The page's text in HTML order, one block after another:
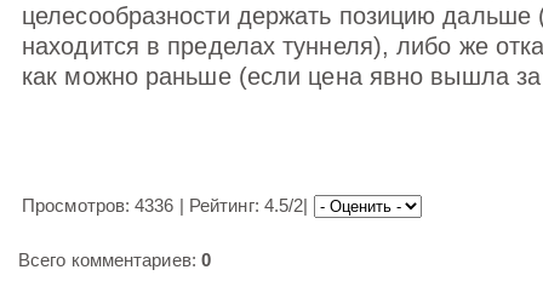
целесообразности держать позицию дальше
находится в пределах туннеля), либо же
как можно раньше (если цена явно вышла
Просмотров: 4336 | Рейтинг: 4.5/2|
Всего комментариев: 0